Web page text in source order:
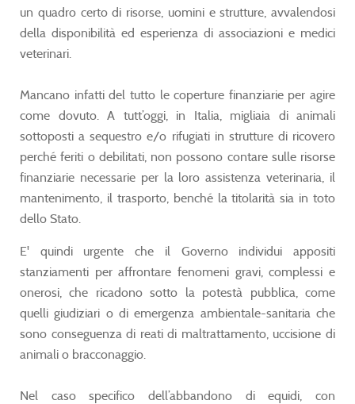
un quadro certo di risorse, uomini e strutture, avvalendosi
della disponibilità ed esperienza di associazioni e medici
veterinari.
Mancano infatti del tutto le coperture finanziarie per agire
come dovuto. A tutt’oggi, in Italia, migliaia di animali
sottoposti a sequestro e/o rifugiati in strutture di ricovero
perché feriti o debilitati, non possono contare sulle risorse
finanziarie necessarie per la loro assistenza veterinaria, il
mantenimento, il trasporto, benché la titolarità sia in toto
dello Stato.
E' quindi urgente che il Governo individui appositi
stanziamenti per affrontare fenomeni gravi, complessi e
onerosi, che ricadono sotto la potestà pubblica, come
quelli giudiziari o di emergenza ambientale-sanitaria che
sono conseguenza di reati di maltrattamento, uccisione di
animali o bracconaggio.
Nel caso specifico dell’abbandono di equidi, con